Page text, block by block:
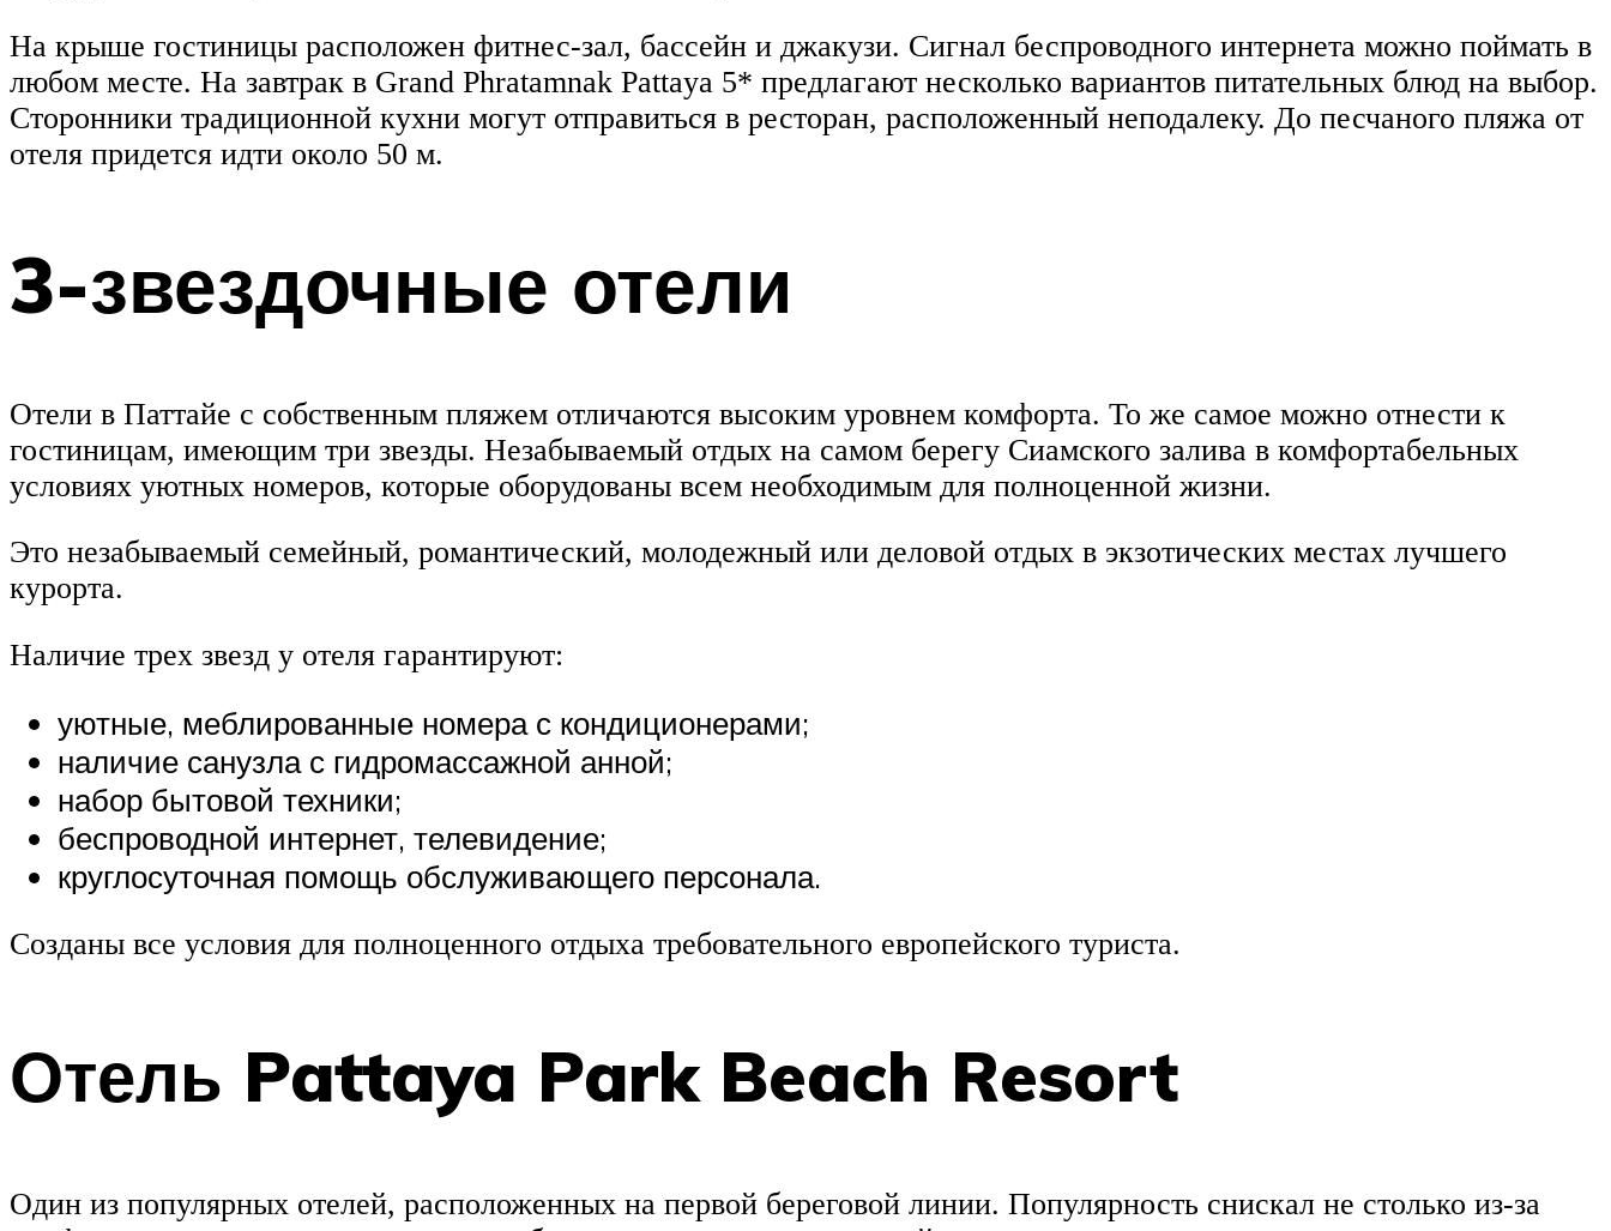
На крыше гостиницы расположен фитнес-зал, бассейн и джакузи. Сигнал беспроводного интернета можно поймать в
любом месте. На завтрак в Grand Phratamnak Pattaya 5* предлагают несколько вариантов питательных блюд на выбор.
Сторонники традиционной кухни могут отправиться в ресторан, расположенный неподалеку. До песчаного пляжа от
отеля придется идти около 50 м.
3-звездочные отели
Отели в Паттайе с собственным пляжем отличаются высоким уровнем комфорта. То же самое можно отнести к
гостиницам, имеющим три звезды. Незабываемый отдых на самом берегу Сиамского залива в комфортабельных
условиях уютных номеров, которые оборудованы всем необходимым для полноценной жизни.
Это незабываемый семейный, романтический, молодежный или деловой отдых в экзотических местах лучшего
курорта.
Наличие трех звезд у отеля гарантируют:
уютные, меблированные номера с кондиционерами;
наличие санузла с гидромассажной анной;
набор бытовой техники;
беспроводной интернет, телевидение;
круглосуточная помощь обслуживающего персонала.
Созданы все условия для полноценного отдыха требовательного европейского туриста.
Отель Pattaya Park Beach Resort
Один из популярных отелей, расположенных на первой береговой линии. Популярность снискал не столько из-за